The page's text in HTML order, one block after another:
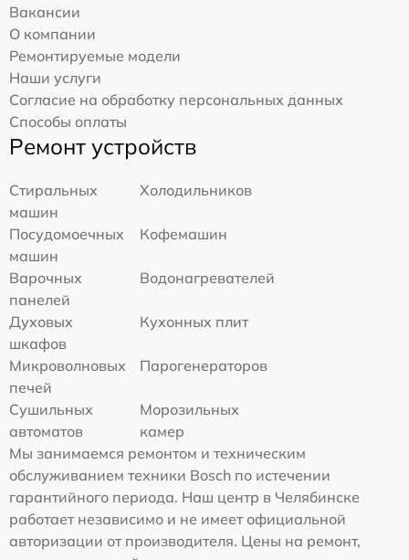
Вакансии
О компании
Ремонтируемые модели
Наши услуги
Согласие на обработку персональных данных
Способы оплаты
Ремонт устройств
Стиральных
машин
Холодильников
Посудомоечных
машин
Кофемашин
Варочных
панелей
Водонагревателей
Духовых
шкафов
Кухонных плит
Микроволновых
печей
Парогенераторов
Сушильных
автоматов
Морозильных
камер
Мы занимаемся ремонтом и техническим
обслуживанием техники Bosch по истечении
гарантийного периода. Наш центр в Челябинске
работает независимо и не имеет официальной
авторизации от производителя. Цены на ремонт,